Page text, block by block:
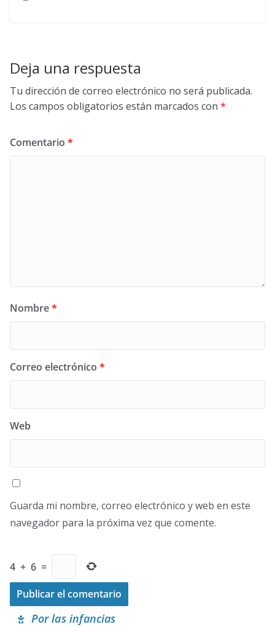
Deja una respuesta
Tu dirección de correo electrónico no será publicada.
Los campos obligatorios están marcados con *
Comentario *
Nombre*
Correo electrónico *
Web
Guarda mi nombre, correo electrónico y web en este
navegador para la próxima vez que comente.
4 + 6 =
Por las infancias